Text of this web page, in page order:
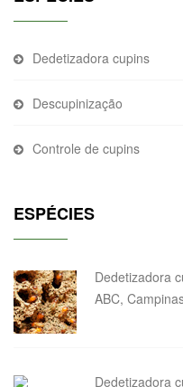
Dedetizadora cupins
Descupinização
Controle de cupins
ESPÉCIES
Dedetizadora
ABC,
Dedetizadora